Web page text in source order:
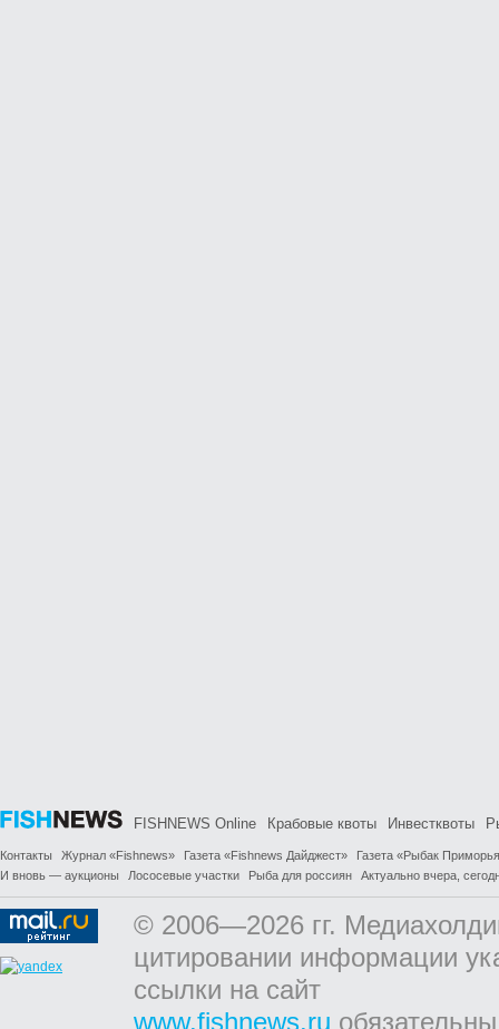
FISHNEWS Online Крабовые квоты Инвестквоты
Контакты Журнал «Fishnews» Газета «Fishnews Дайджест»
Газета «Рыбак
И вновь — аукционы
Лососевые участки Рыба для россиян Актуально вчера,
© 2006—2026 гг.
цитировании информации
ссылки на сайт
www.fishnews.ru